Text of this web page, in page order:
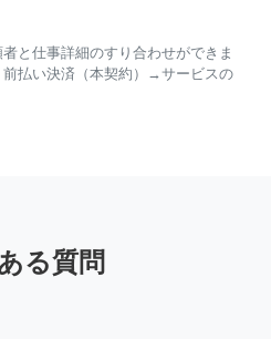
と仕事詳細のすり合わせができま
払い決済（本契約）→サービスの
る質問